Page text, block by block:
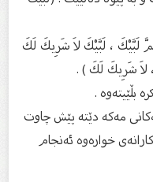
لَبَّيْكَ ، لَبَّيْكَ لاَ شَرِيكَ لَكَ
شَرِيكَ لَكَ ) .
.
مەكە دێتە پێش چاوت
خوارەوە ئەنجام